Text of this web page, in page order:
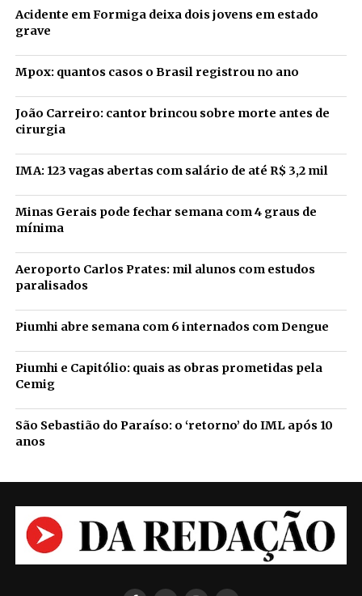
Acidente em Formiga deixa dois jovens em estado
grave
Mpox: quantos casos o Brasil registrou no ano
João Carreiro: cantor brincou sobre morte antes de
cirurgia
IMA: 123 vagas abertas com salário de até R$ 3,2 mil
Minas Gerais pode fechar semana com 4 graus de
mínima
Aeroporto Carlos Prates: mil alunos com estudos
paralisados
Piumhi abre semana com 6 internados com Dengue
Piumhi e Capitólio: quais as obras prometidas pela
Cemig
São Sebastião do Paraíso: o ‘retorno’ do IML após 10
anos